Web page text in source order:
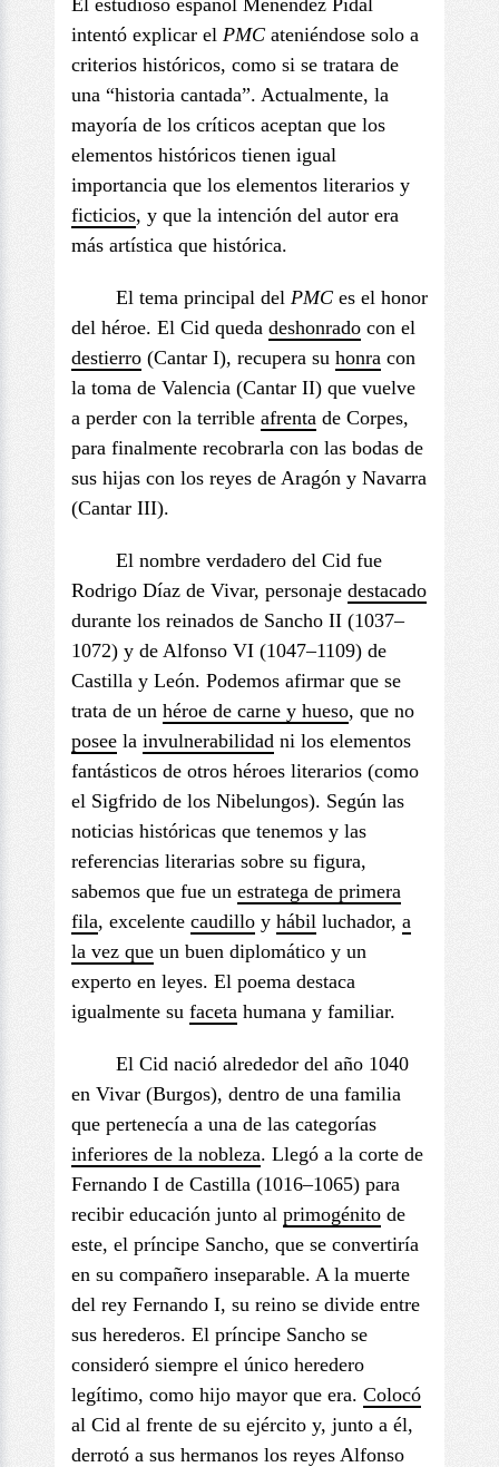
El estudioso español Menéndez Pidal
intentó explicar el PMC ateniéndose solo a
criterios históricos, como si se tratara de
una “historia cantada”. Actualmente, la
mayoría de los críticos aceptan que los
elementos históricos tienen igual
importancia que los elementos literarios y
ficticios, y que la intención del autor era
más artística que histórica.
El tema principal del PMC es el honor
del héroe. El Cid queda deshonrado con el
destierro (Cantar I), recupera su honra con
la toma de Valencia (Cantar II) que vuelve
a perder con la terrible afrenta de Corpes,
para finalmente recobrarla con las bodas de
sus hijas con los reyes de Aragón y Navarra
(Cantar III).
El nombre verdadero del Cid fue
Rodrigo Díaz de Vivar, personaje destacado
durante los reinados de Sancho II (1037–
1072) y de Alfonso VI (1047–1109) de
Castilla y León. Podemos afirmar que se
trata de un héroe de carne y hueso, que no
posee la invulnerabilidad ni los elementos
fantásticos de otros héroes literarios (como
el Sigfrido de los Nibelungos). Según las
noticias históricas que tenemos y las
referencias literarias sobre su figura,
sabemos que fue un estratega de primera
fila, excelente caudillo y hábil luchador, a
la vez que un buen diplomático y un
experto en leyes. El poema destaca
igualmente su faceta humana y familiar.
El Cid nació alrededor del año 1040
en Vivar (Burgos), dentro de una familia
que pertenecía a una de las categorías
inferiores de la nobleza. Llegó a la corte de
Fernando I de Castilla (1016–1065) para
recibir educación junto al primogénito de
este, el príncipe Sancho, que se convertiría
en su compañero inseparable. A la muerte
del rey Fernando I, su reino se divide entre
sus herederos. El príncipe Sancho se
consideró siempre el único heredero
legítimo, como hijo mayor que era. Colocó
al Cid al frente de su ejército y, junto a él,
derrotó a sus hermanos los reyes Alfonso